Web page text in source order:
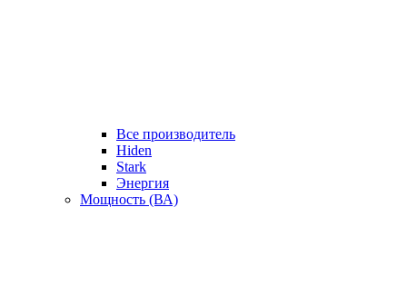
Все производитель
Hiden
Stark
Энергия
Мощность (ВА)